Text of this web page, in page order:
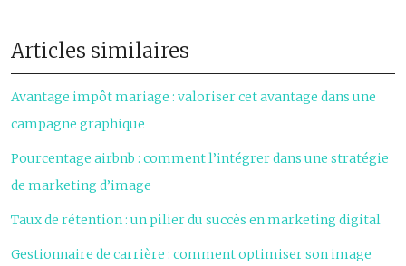
Articles similaires
Avantage impôt mariage : valoriser cet avantage dans une
campagne graphique
Pourcentage airbnb : comment l’intégrer dans une stratégie
de marketing d’image
Taux de rétention : un pilier du succès en marketing digital
Gestionnaire de carrière : comment optimiser son image